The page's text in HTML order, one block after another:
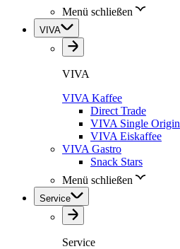
Menü schließen
VIVA
VIVA
VIVA Kaffee
Direct Trade
VIVA Single Origin
VIVA Eiskaffee
VIVA Gastro
Snack Stars
Menü schließen
Service
Service